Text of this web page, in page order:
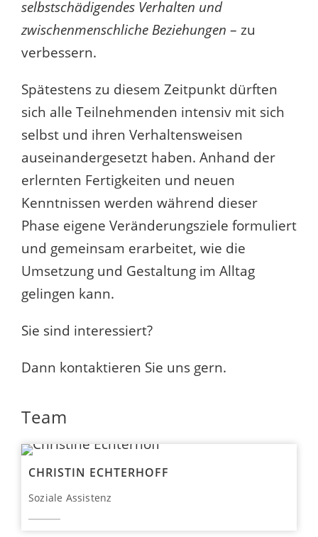
selbstschädigendes Verhalten und
zwischenmenschliche Beziehungen – zu
verbessern.
Spätestens zu diesem Zeitpunkt dürften
sich alle Teilnehmenden intensiv mit sich
selbst und ihren Verhaltensweisen
auseinandergesetzt haben. Anhand der
erlernten Fertigkeiten und neuen
Kenntnissen werden während dieser
Phase eigene Veränderungsziele formuliert
und gemeinsam erarbeitet, wie die
Umsetzung und Gestaltung im Alltag
gelingen kann.
Sie sind interessiert?
Dann kontaktieren Sie uns gern.
Team
CHRISTIN ECHTERHOFF
Soziale Assistenz